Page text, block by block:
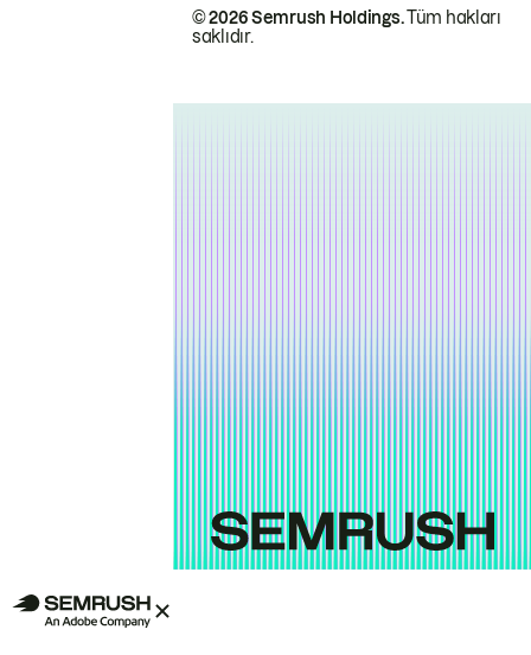
© 2026 Semrush Holdings.Tüm hakları
saklıdır.